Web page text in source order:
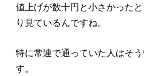
値上げが数十円と小さかった
り見ているんですね。
特に常連で通っていた人はそ
す。